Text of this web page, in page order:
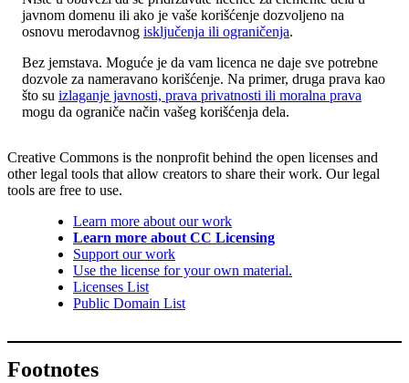
javnom domenu ili ako je vaše korišćenje dozvoljeno na
osnovu merodavnog isključenja ili ograničenja.
Bez jemstava. Moguće je da vam licenca ne daje sve potrebne
dozvole za nameravano korišćenje. Na primer, druga prava kao
što su izlaganje javnosti, prava privatnosti ili moralna prava
mogu da ograniče način vašeg korišćenja dela.
Creative Commons is the nonprofit behind the open licenses and
other legal tools that allow creators to share their work. Our legal
tools are free to use.
Learn more about our work
Learn more about CC Licensing
Support our work
Use the license for your own material.
Licenses List
Public Domain List
Footnotes